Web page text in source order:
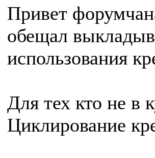
Привет
обещал
использования
Для тех кто не в
Циклирование